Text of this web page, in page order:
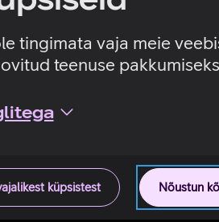
tingimata vaja meie
teenuse
Nõustun
küpsistest